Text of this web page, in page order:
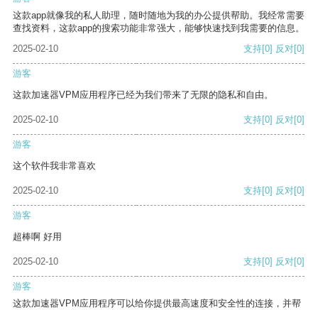
这款app就像我的私人助理，随时随地为我的办公提供帮助。我经常需要
查找资料，这款app的搜索功能非常强大，能够快速找到我需要的信息。
2025-02-10
支持[0] 反对[0]
游客
这款加速器VPM应用程序已经为我们带来了无限的隐私和自由。
2025-02-10 支持[0] 反对[0]
游客
这个软件我非常喜欢
2025-02-10 支持[0] 反对[0]
游客
超棒啊 好用
2025-02-10 支持[0] 反对[0]
游客
这款加速器VPM应用程序可以给你提供最高速度和安全性的连接，并帮